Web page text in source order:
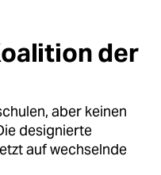
der
aber keinen
designierte
auf wechselnde